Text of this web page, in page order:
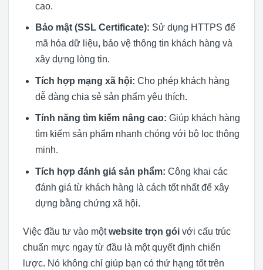
cao.
Bảo mật (SSL Certificate): Sử dụng HTTPS để
mã hóa dữ liệu, bảo vệ thông tin khách hàng và
xây dựng lòng tin.
Tích hợp mạng xã hội: Cho phép khách hàng
dễ dàng chia sẻ sản phẩm yêu thích.
Tính năng tìm kiếm nâng cao: Giúp khách hàng
tìm kiếm sản phẩm nhanh chóng với bộ lọc thông
minh.
Tích hợp đánh giá sản phẩm: Công khai các
đánh giá từ khách hàng là cách tốt nhất để xây
dựng bằng chứng xã hội.
Việc đầu tư vào mộtwebsite trọn gói với cấu trúc
chuẩn mực ngay từ đầu là một quyết định chiến
lược. Nó không chỉ giúp bạn có thứ hạng tốt trên